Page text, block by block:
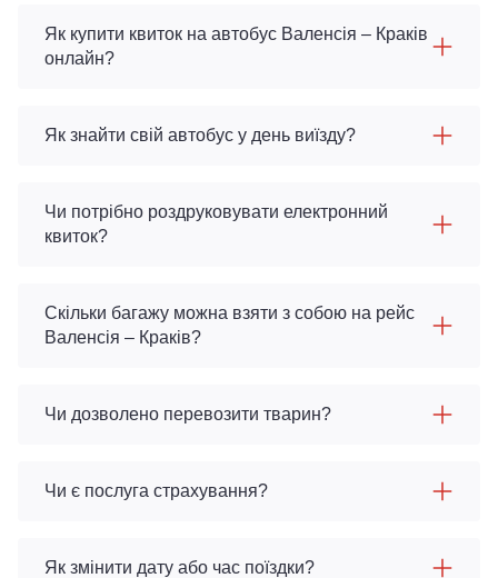
Як купити квиток на автобус Валенсія – Краків
онлайн?
Як знайти свій автобус у день виїзду?
Чи потрібно роздруковувати електронний
квиток?
Скільки багажу можна взяти з собою на рейс
Валенсія – Краків?
Чи дозволено перевозити тварин?
Чи є послуга страхування?
Як змінити дату або час поїздки?